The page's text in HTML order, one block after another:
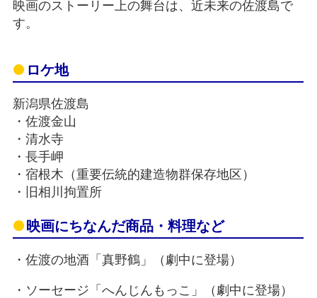
映画のストーリー上の舞台は、近未来の佐渡島で
す。
ロケ地
新潟県佐渡島
・佐渡金山
・清水寺
・長手岬
・宿根木（重要伝統的建造物群保存地区）
・旧相川拘置所
映画にちなんだ商品・料理など
・佐渡の地酒「真野鶴」（劇中に登場）
・ソーセージ「へんじんもっこ」（劇中に登場）